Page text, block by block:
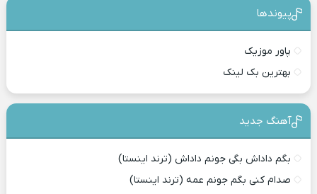
پیوندها
پاور موزیک
بهترین بک لینک
آهنگ جدید
بگم داداش بگی جونم داداش (ترند اینستا)
صدام کنی بگم جونم عمه (ترند اینستا)